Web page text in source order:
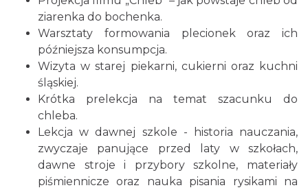
ziarenka do bochenka.
Warsztaty formowania plecionek oraz ich
późniejsza konsumpcja.
Wizyta w starej piekarni, cukierni oraz kuchni
śląskiej.
Krótka prelekcja na temat szacunku do
chleba.
Lekcja w dawnej szkole - historia nauczania,
zwyczaje panujące przed laty w szkołach,
dawne stroje i przybory szkolne, materiały
piśmiennicze oraz nauka pisania rysikami na